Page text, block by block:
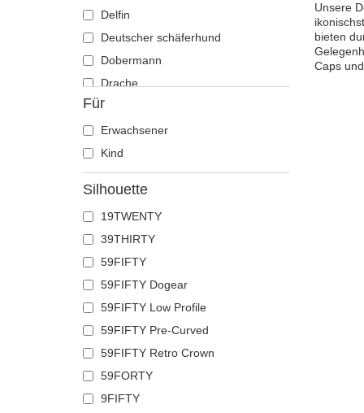
Delfin
Deutscher schäferhund
Dobermann
Drache
Eichhörnchen
Eidechse
Einhorn
Elch
Ente
Eule
Flamingo
Französische bulldogge
Fuchs
Geier
Gepard
Glühwürmchen
Hahn
Hai
Für
Erwachsener
Kind
Silhouette
19TWENTY
39THIRTY
59FIFTY
59FIFTY Dogear
59FIFTY Low Profile
59FIFTY Pre-Curved
59FIFTY Retro Crown
59FORTY
9FIFTY
Unsere
bieten
Caps